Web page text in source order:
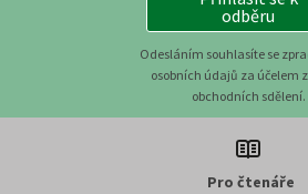
odběru
Odesláním souhlasíte se
osobních údajů za účelem
obchodních sdělení.
Pro čtenáře